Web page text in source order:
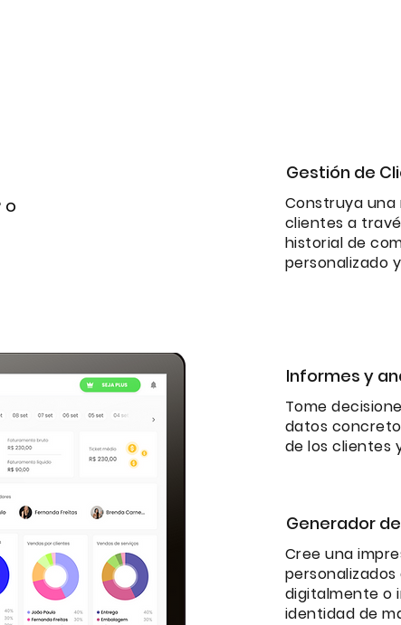
o
Gestión de
Construya una
clientes a
historial de
personalizado
Informes y
Tome
datos
de los clientes
Generador
Cree una
digitalmente o
identidad de